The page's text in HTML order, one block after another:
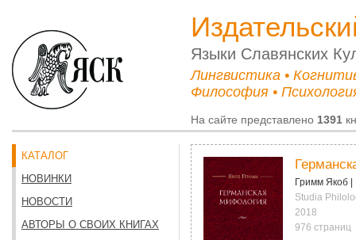
Языки Cлавянских
Лингвистика •
Философия •
На сайте представлено 1391
КАТАЛОГ
НОВИНКИ
НОВОСТИ
АВТОРЫ О СВОИХ КНИГАХ
Гримм Якоб
Studia
2018
976 страниц